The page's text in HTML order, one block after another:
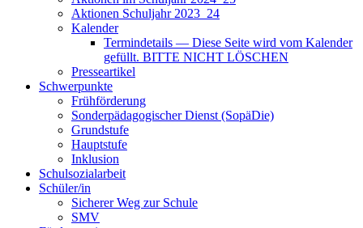
Aktionen Schuljahr 2023_24
Kalender
Termindetails — Diese Seite wird vom Kalender
gefüllt. BITTE NICHT LÖSCHEN
Presseartikel
Schwerpunkte
Frühförderung
Sonderpädagogischer Dienst (SopäDie)
Grundstufe
Hauptstufe
Inklusion
Schulsozialarbeit
Schüler/in
Sicherer Weg zur Schule
SMV